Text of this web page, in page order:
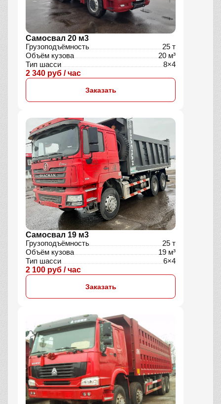
Самосвал 20 м3
Грузоподъёмность
25 т
Объём кузова
20 м³
Тип шасси
8×4
2 340 руб / час
Заказать
Самосвал 19 м3
Грузоподъёмность
25 т
Объём кузова
19 м³
Тип шасси
6×4
2 100 руб / час
Заказать